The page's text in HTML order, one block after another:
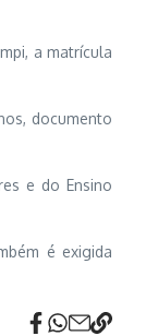
a matrícula
documento
e do Ensino
é exigida